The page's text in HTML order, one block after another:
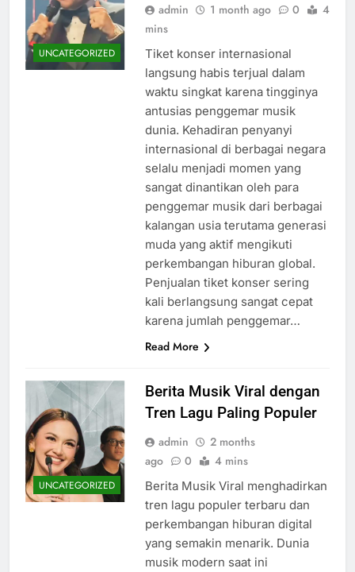
UNCATEGORIZED
admin 1 month ago 0
4
mins
Tiket konser internasional
langsung habis terjual dalam
waktu singkat karena tingginya
antusias penggemar musik
dunia. Kehadiran penyanyi
internasional di berbagai negara
selalu menjadi momen yang
sangat dinantikan oleh para
penggemar musik dari berbagai
kalangan usia terutama generasi
muda yang aktif mengikuti
perkembangan hiburan global.
Penjualan tiket konser sering
kali berlangsung sangat cepat
karena jumlah penggemar…
Read More
UNCATEGORIZED
Berita Musik Viral dengan
Tren Lagu Paling Populer
admin
2 months
ago
0 4 mins
Berita Musik Viral menghadirkan
tren lagu populer terbaru dan
perkembangan hiburan digital
yang semakin menarik. Dunia
musik modern saat ini